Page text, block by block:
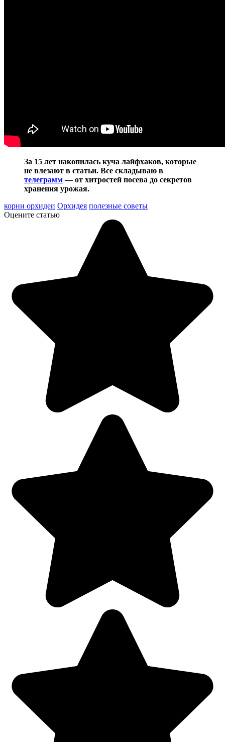
За 15 лет накопилась куча лайфхаков, которые
не влезают в статьи. Все складываю в
телеграмм— от хитростей посева до секретов
хранения урожая.
корни орхидеи Орхидея полезные советы
Оцените статью